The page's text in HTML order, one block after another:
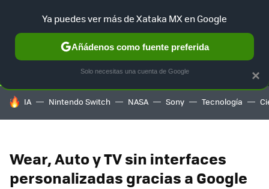
SELECCIÓN GAMING HOME AUTO TERRITORIO
HOY SE HABLA DE
IA Nintendo Switch NASA Sony Tecnología
Wear, Auto y TV sin interfaces
personalizadas gracias a Google
×
Ya puedes ver más de Xataka MX en Google
Añádenos como fuente preferida
Solo necesitas una cuenta de Google